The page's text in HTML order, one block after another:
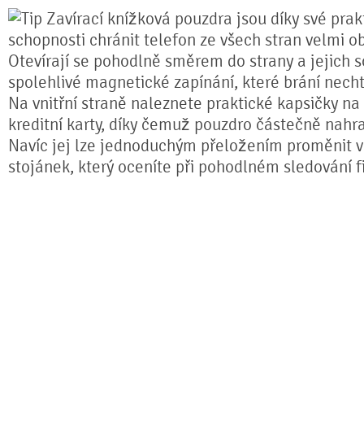
Zavírací knížková pouzdra jsou díky své
schopnosti chránit telefon ze všech stran velmi
Otevírají se pohodlně směrem do strany a jejich
spolehlivé magnetické zapínání, které brání
Na vnitřní straně naleznete praktické kapsičky na
kreditní karty, díky čemuž pouzdro částečně
Navíc jej lze jednoduchým přeložením proměnit
stojánek, který oceníte při pohodlném sledování